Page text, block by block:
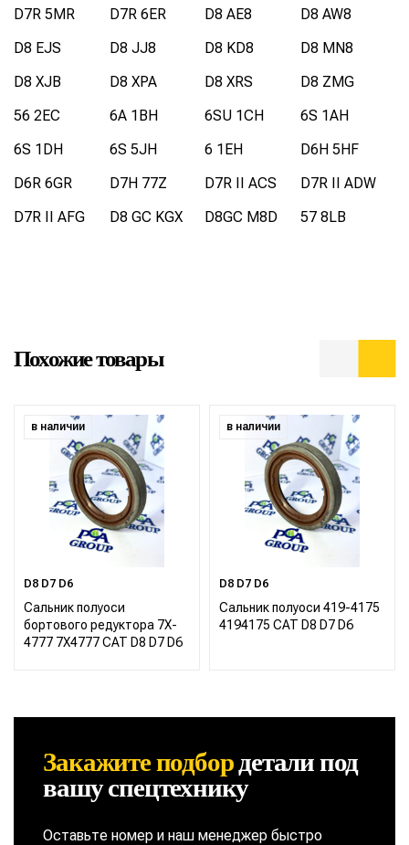
D7R 5MR
D7R 6ER D8 AE8
D8 AW8
D8 EJS
D8 JJ8 D8 KD8
D8 MN8
D8 XJB
D8 XPA D8 XRS
D8 ZMG
56 2EC
6A 1BH 6SU 1CH
6S 1AH
6S 1DH
6S 5JH 6 1EH
D6H 5HF
D6R 6GR
D7H 77Z D7R II ACS
D7R II ADW
D7R II AFG
D8 GC KGX D8GC M8D 57 8LB
Похожие товары
в наличии
D8 D7 D6
Сальник полуоси
бортового редуктора 7X-
4777 7X4777 CAT D8 D7 D6
в наличии
D8 D7 D6
Сальник полуоси 419-4175
4194175 CAT D8 D7 D6
Закажите подбордеталипод
вашу спецтехнику
Оставьте номер и наш менеджер быстро